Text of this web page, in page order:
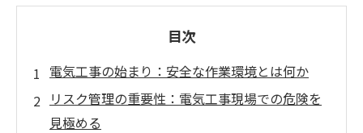
目次
電気工事の始まり：安全な作業環境とは何か
リスク管理の重要性：電気工事現場での危険を
見極める